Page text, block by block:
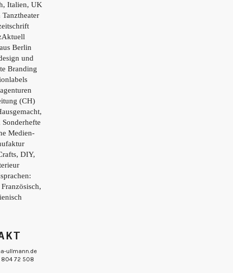
Italien, UK
Berlin
und
Branding
(CH)
Medien-
DIY,
ullmann.de
804 72 508